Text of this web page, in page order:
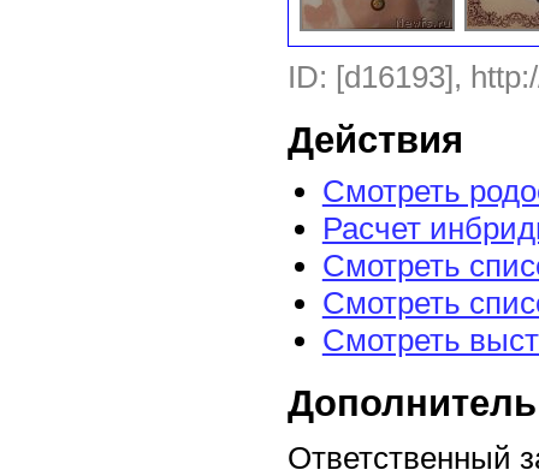
ID: [d16193],
Действия
Смотреть
Расчет
Смотреть
Смотреть
Смотреть
Ответственный